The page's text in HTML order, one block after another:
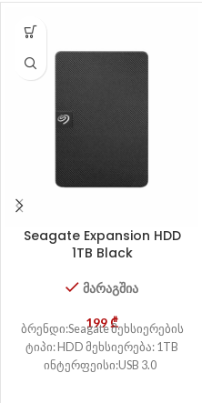
Seagate Expansion HDD
1TB Black
მარაგშია
199₾
ბრენდი:Seagate მეხსიერების
ტიპი: HDD მეხსიერება: 1TB
ინტერფეისი:USB 3.0